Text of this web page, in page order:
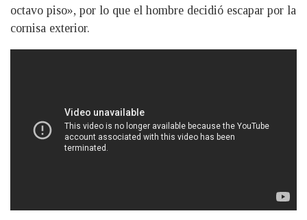
octavo piso», por lo que el hombre decidió escapar por la
cornisa exterior.